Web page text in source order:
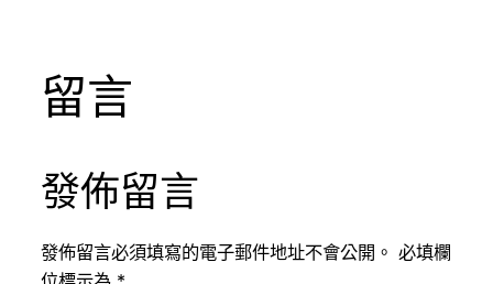
留言
發佈留言
發佈留言必須填寫的電子郵件地址不會公開。 必填欄